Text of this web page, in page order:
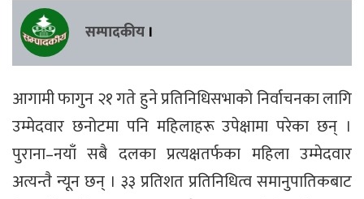
सम्पादकीय ।
आगामी फागुन २१ गते हुने प्रतिनिधिसभाको निर्वाचनका लागि
उम्मेदवार छनोटमा पनि महिलाहरू उपेक्षामा परेका छन् ।
पुराना–नयाँ सबै दलका प्रत्यक्षतर्फका महिला उम्मेदवार
अत्यन्तै न्यून छन् । ३३ प्रतिशत प्रतिनिधित्व समानुपातिकबाट